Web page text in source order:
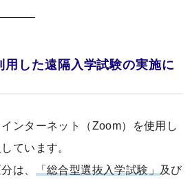
用した遠隔入学試験の実施に
ンターネット（Zoom）を使用し
ています。
は、
「総合型選抜入学試験」
及び